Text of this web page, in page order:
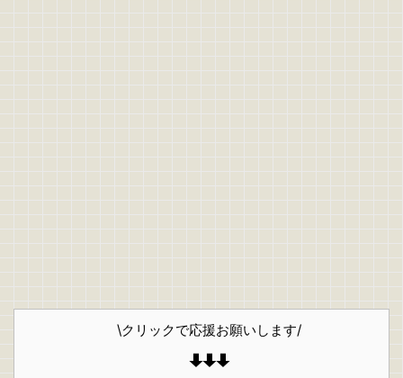
\クリックで応援お願いします/